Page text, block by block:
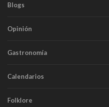
Blogs
Opinión
Gastronomía
Calendarios
Folklore